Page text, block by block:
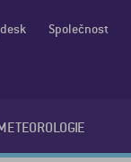
Společnost